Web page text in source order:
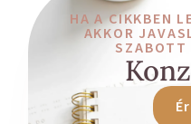
HA A CIKKBEN
AKKOR
SZABOTT